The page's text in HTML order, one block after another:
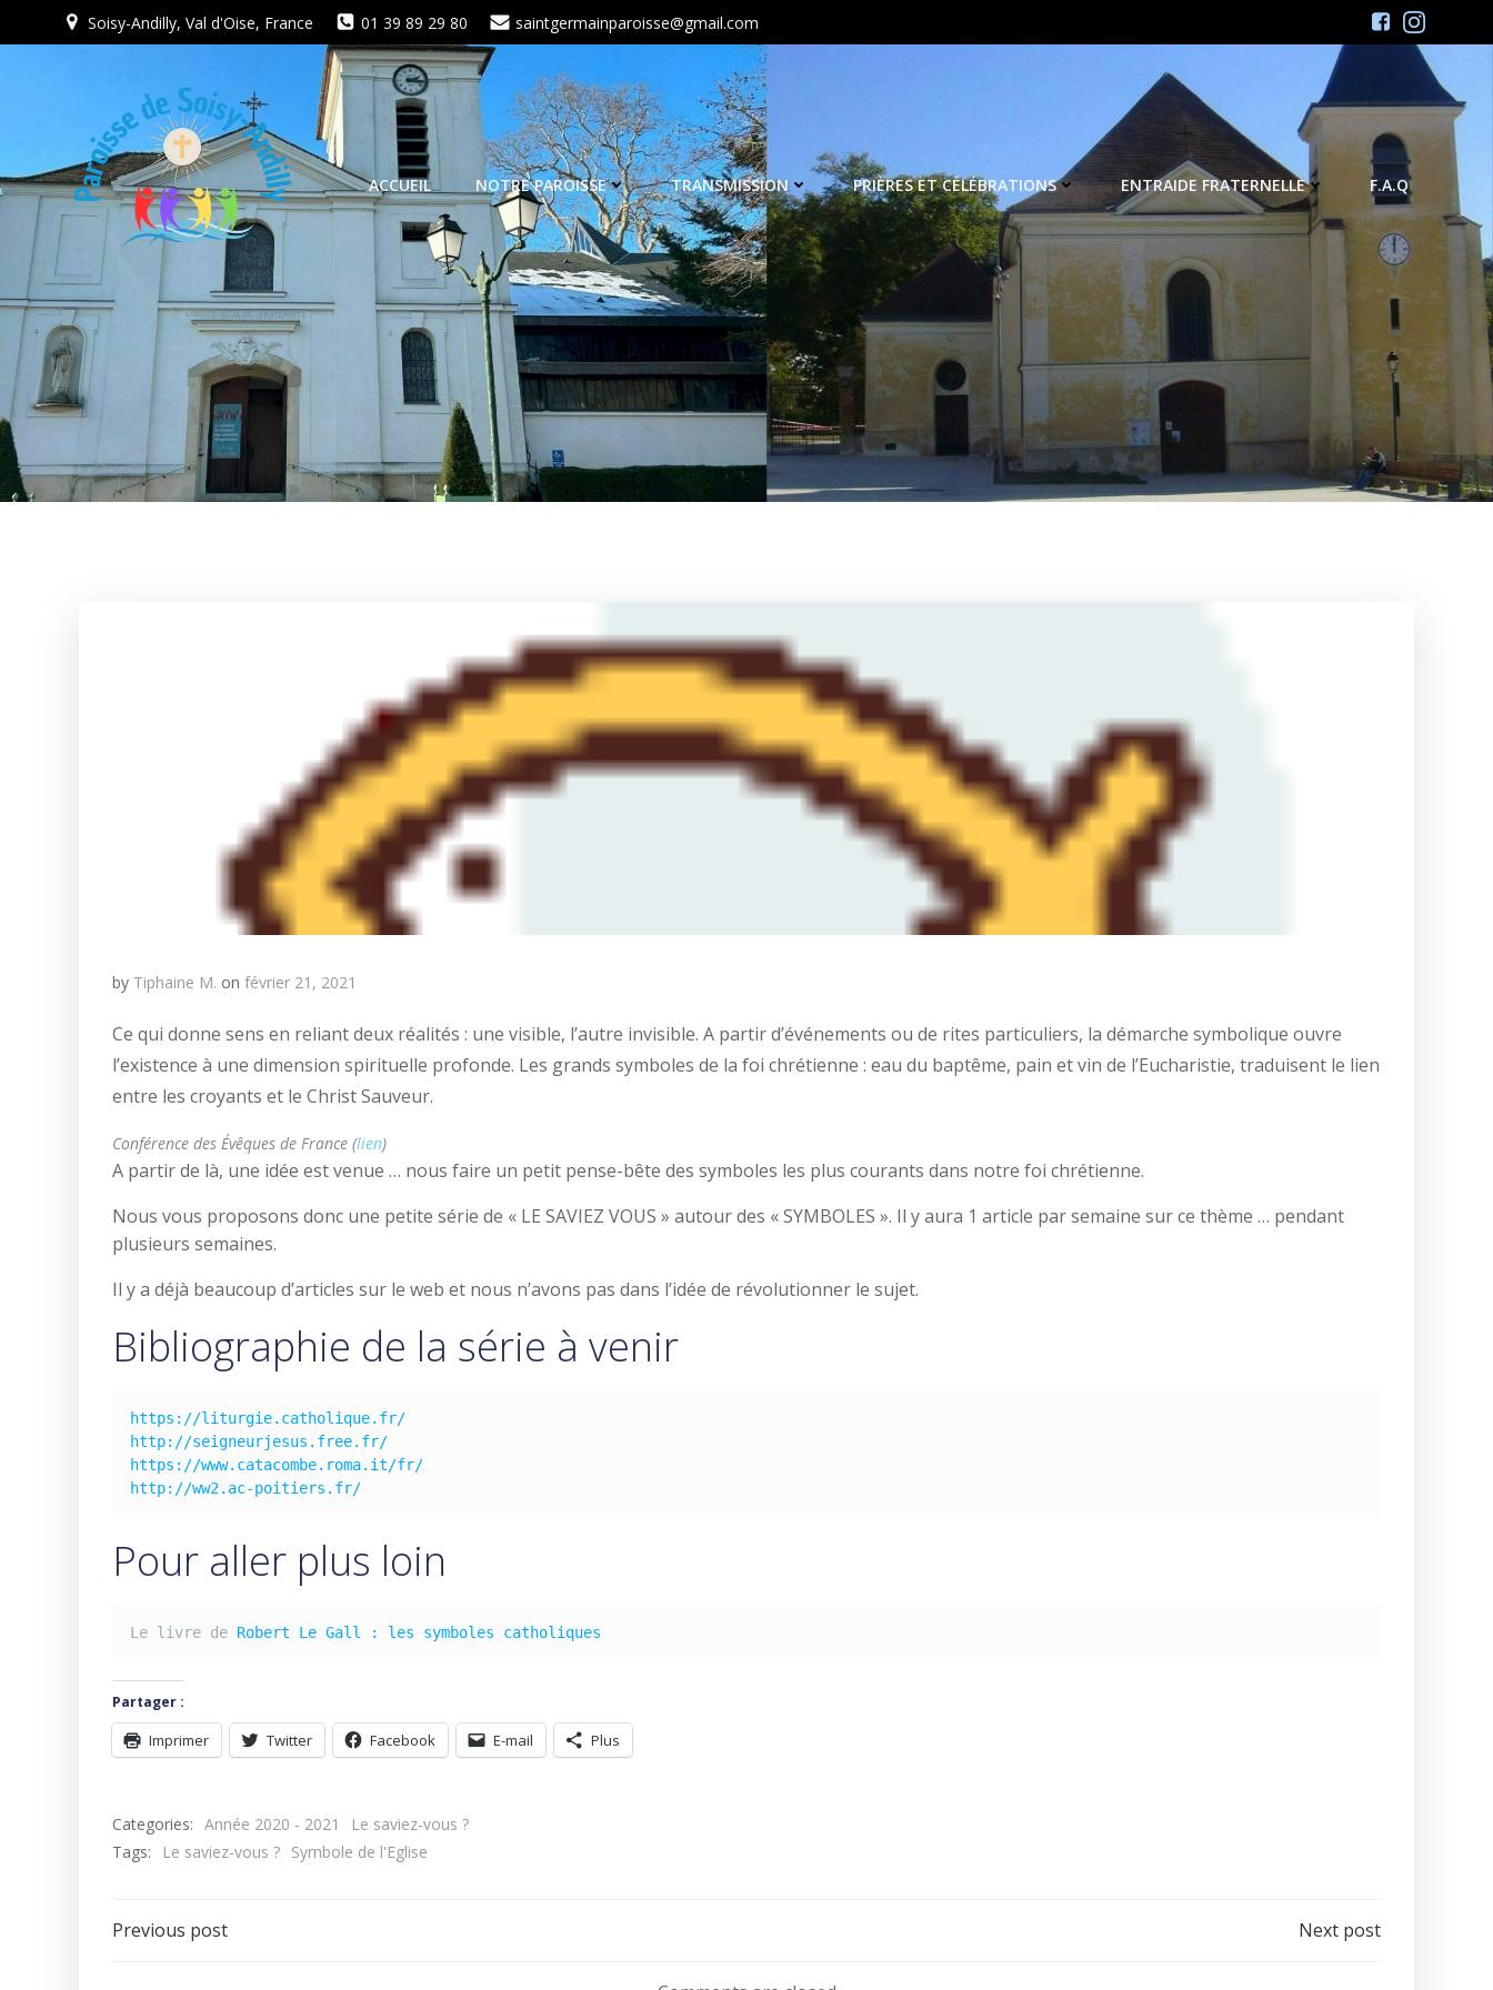
au
Soisy-Andilly, Val d'Oise, France 01 39 89 29 80 saintgermainparoisse@gmail.com
ACCUEIL NOTRE PAROISSE TRANSMISSION PRIÈRES ET CÉLÉBRATIONS ENTRAIDE FRATERNELLE F.A.Q
by Tiphaine M. on février 21, 2021
Ce qui donne sens en reliant deux réalités : une visible, l’autre invisible. A partir d’événements ou de rites particuliers, la démarche symbolique ouvre
l’existence à une dimension spirituelle profonde. Les grands symboles de la foi chrétienne : eau du baptême, pain et vin de l’Eucharistie, traduisent le lien
entre les croyants et le Christ Sauveur.
Conférence des Évêques de France (lien)
A partir de là, une idée est venue … nous faire un petit pense-bête des symboles les plus courants dans notre foi chrétienne.
Nous vous proposons donc une petite série de « LE SAVIEZ VOUS » autour des « SYMBOLES ». Il y aura 1 article par semaine sur ce thème … pendant
plusieurs semaines.
Il y a déjà beaucoup d’articles sur le web et nous n’avons pas dans l’idée de révolutionner le sujet.
Bibliographie de la série à venir
https://liturgie.catholique.fr/
http://seigneurjesus.free.fr/
https://www.catacombe.roma.it/fr/
http://ww2.ac-poitiers.fr/
Pour aller plus loin
Le livre de Robert Le Gall : les symboles catholiques
Partager :
Imprimer Twitter Facebook E-mail Plus
Categories: Année 2020 - 2021
Le saviez-vous ?
Tags:
Le saviez-vous ? Symbole de l'Eglise
Navigation
Previous post Next post